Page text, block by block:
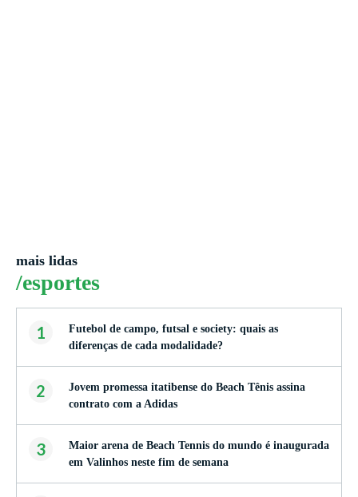
mais lidas
/esportes
1
Futebol de campo, futsal e society: quais as
diferenças de cada modalidade?
2
Jovem promessa itatibense do Beach Tênis assina
contrato com a Adidas
3
Maior arena de Beach Tennis do mundo é inaugurada
em Valinhos neste fim de semana